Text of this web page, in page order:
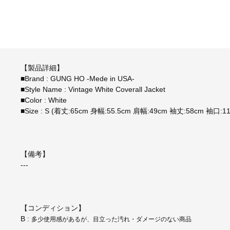
【製品詳細】
■Brand : GUNG HO -Mede in USA-
■Style Name : Vintage White Coverall Jacket
■Color : White
■Size : S (着丈:65cm 身幅:55.5cm 肩幅:49cm 袖丈:58cm 袖口
【備考】
---
【コンディション】
B : 多少使用感があるが、目立った汚れ・ダメージのない商品